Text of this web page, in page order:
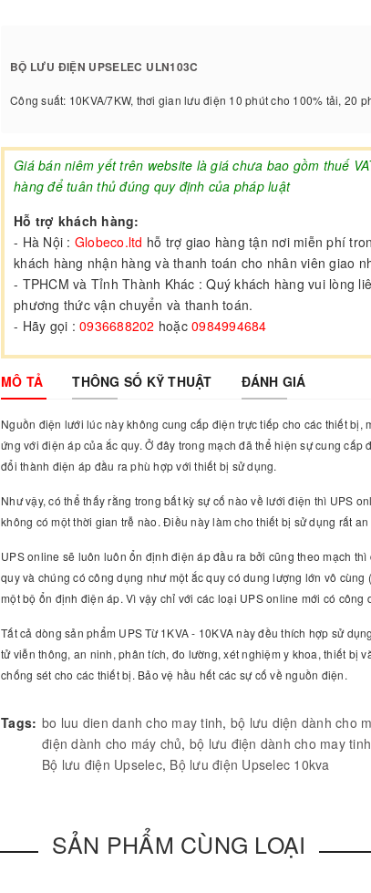
BỘ LƯU ĐIỆN UPSELEC ULN103C
Công suất: 10KVA/7KW, thơi gian lưu điện 10 phút cho 100% tải, 20
Giá bán niêm yết trên website là giá chưa bao gồm thuế
hàng để tuân thủ đúng quy định của pháp luật
Hỗ trợ khách hàng:
- Hà Nội : Globeco.ltd hỗ trợ giao hàng tận nơi miễn phí
khách hàng nhận hàng và thanh toán cho nhân viên giao
- TPHCM và Tỉnh Thành Khác : Quý khách hàng vui lòng
phương thức vận chuyển và thanh toán.
- Hãy gọi : 0936688202 hoặc 0984994684
MÔ TẢ THÔNG SỐ KỸ THUẬT ĐÁNH GIÁ
Nguồn điện lưới lúc này không cung cấp điện trực tiếp cho các thiết
ứng với điện áp của ắc quy. Ở đây trong mạch đã thể hiện sự cung
đổi thành điện áp đầu ra phù hợp với thiết bị sử dụng.
Như vậy, có thể thấy rằng trong bất kỳ sự cố nào về lưới điện thì UPS
không có một thời gian trễ nào. Điều này làm cho thiết bị sử dụng rất
UPS online sẽ luôn luôn ổn định điện áp đầu ra bởi cũng theo mạch
quy và chúng có công dụng như một ắc quy có dung lượng lớn vô
một bộ ổn định điện áp. Vì vậy chỉ với các loại UPS online mới có công
Tất cả dòng sản phẩm UPS Từ 1KVA - 10KVA này đều thích hợp sử
tử viễn thông, an ninh, phân tích, đo lường, xét nghiệm y khoa, thiết bị
chống sét cho các thiết bị. Bảo vệ hầu hết các sự cố về nguồn điện.
Tags: bo luu dien danh cho may tinh, bộ lưu diện dành cho
điện dành cho máy chủ, bộ lưu điện dành cho may tinh
Bộ lưu điện Upselec, Bộ lưu điện Upselec 10kva
SẢN PHẨM CÙNG LOẠI